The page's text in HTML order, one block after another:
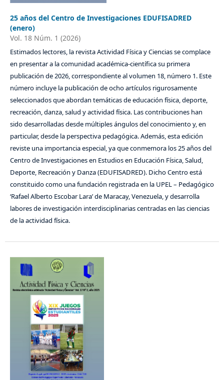
25 años del Centro de Investigaciones EDUFISADRED
(enero)
Vol. 18 Núm. 1 (2026)
Estimados lectores, la revista Actividad Física y Ciencias se complace
en presentar a la comunidad académica-científica su primera
publicación de 2026, correspondiente al volumen 18, número 1. Este
número incluye la publicación de ocho artículos rigurosamente
seleccionados que abordan temáticas de educación física, deporte,
recreación, danza, salud y actividad física. Las contribuciones han
sido desarrolladas desde múltiples ángulos del conocimiento y, en
particular, desde la perspectiva pedagógica. Además, esta edición
reviste una importancia especial, ya que conmemora los 25 años del
Centro de Investigaciones en Estudios en Educación Física, Salud,
Deporte, Recreación y Danza (EDUFISADRED). Dicho Centro está
constituido como una fundación registrada en la UPEL – Pedagógico
‘Rafael Alberto Escobar Lara’ de Maracay, Venezuela, y desarrolla
labores de investigación interdisciplinarias centradas en las ciencias
de la actividad física.